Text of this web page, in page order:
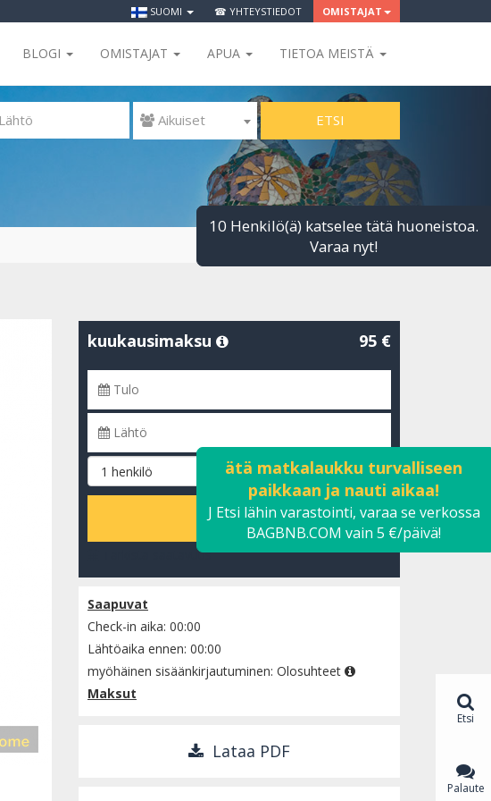
SUOMI ☎ YHTEYSTIEDOT OMISTAJAT
BLOGI OMISTAJAT APUA TIETOA MEISTÄ
 Aikuiset ETSI
kuukausimaksu 95 €
LASKE
Tarkista saatavuus
Saapuvat
Check-in aika: 00:00
Lähtöaika ennen: 00:00
myöhäinen sisäänkirjautuminen: Olosuhteet
Maksut
Lataa PDF
10 Henkilö(ä) katselee tätä huoneistoa.
Varaa nyt!
ätä matkalaukku turvalliseen
paikkaan ja nauti aikaa!
J Etsi lähin varastointi, varaa se verkossa
BAGBNB.COM vain 5 €/päivä!
Etsi
Palaute